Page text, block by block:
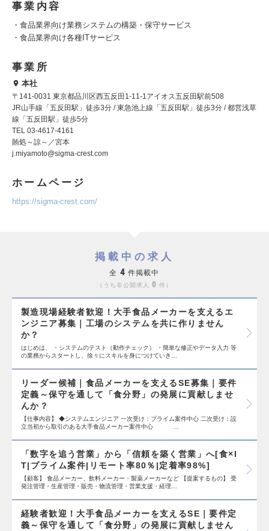
事業内容
・食品業界向け業務システムの構築・保守サービス
・食品業界向け各種ITサービス
事業所
本社
〒141-0031 東京都品川区西五反田1-11-1アイオス五反田駅前508
JR山手線「五反田駅」徒歩3分 / 東急池上線「五反田駅」徒歩3分 / 都営浅草
線「五反田駅」徒歩5分
TEL 03-4617-4161
賄処～諒～／宮本
j.miyamoto@sigma-crest.com
ホームページ
https://sigma-crest.com/
掲載中の求人
全 4 件掲載中
うち非公開求人 0 件
製造現場経験者歓迎！大手食品メーカーを支えるエ
ンジニア募集｜工場のシステムを共に作りません
か？
はじめは、 ・システムのテスト（動作チェック） ・簡単な修正やデータ入力 等
の業務からスタートし、徐々にスキルを身につけていき…
リーダー候補｜食品メーカーを支えるSE募集｜要件
定義～保守を通して「食分野」の発展に貢献しませ
んか？
【仕事内容】 ◆システムエンジニア 一次受け：プライム案件中心 二次受け：設
立当初から取引のある大手食品メーカー案件中心 …
「数字を追う営業」から「信頼を築く営業」へ[食×I
T|プライム案件|リモート率80％|定着率98%]
【顧客】 食品メーカー、飲料メーカー・製薬メーカーなど 【提案するもの】 受
発注管理・生産管理・販売・物流管理・営業支援・経理…
経験者歓迎！大手食品メーカーを支えるSE｜要件定
義～保守を通して「食分野」の発展に貢献しません